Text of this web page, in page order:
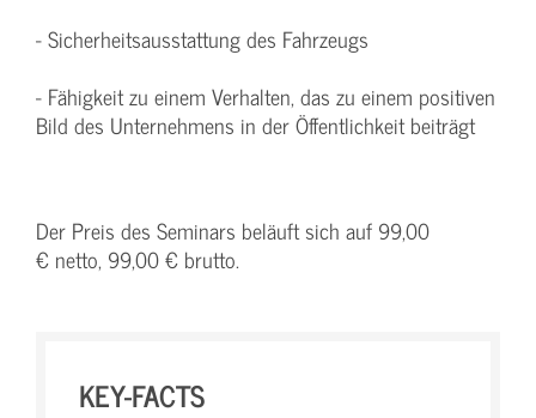
- Sicherheitsausstattung des Fahrzeugs
- Fähigkeit zu einem Verhalten, das zu einem positiven
Bild des Unternehmens in der Öffentlichkeit beiträgt
Der Preis des Seminars beläuft sich auf 99,00
€ netto, 99,00 € brutto.
KEY-FACTS